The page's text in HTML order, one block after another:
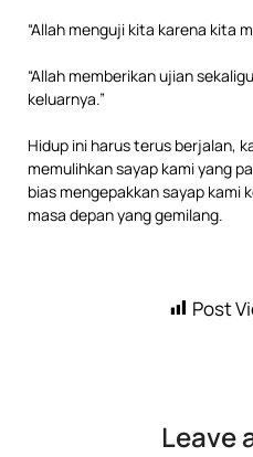
“Allah menguji kita karena kita
“Allah memberikan ujian
keluarnya.”
Hidup ini harus terus berjalan,
memulihkan sayap kami yang
bias mengepakkan sayap kami
masa depan yang gemilang.
Post
Leave